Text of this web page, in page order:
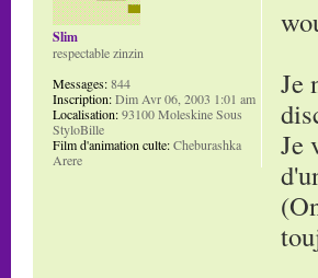
Je
Je
Slim
respectable zinzin
Messages:844
Inscription:Dim Avr 06, 2003 1:01 am
Localisation:93100 Moleskine Sous
StyloBille
Film d'animation culte:Cheburashka
Arere